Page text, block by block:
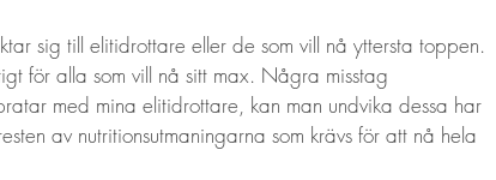
sig till elitidrottare eller de som vill nå yttersta toppen.
för alla som vill nå sitt max. Några misstag
med mina elitidrottare, kan man undvika dessa har
av nutritionsutmaningarna som krävs för att nå hela